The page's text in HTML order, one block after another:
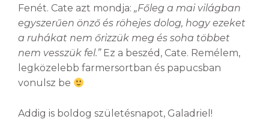
Fenét. Cate azt mondja: „Főleg a mai világban
egyszerűen önző és röhejes dolog, hogy ezeket
a ruhákat nem őrizzük meg és soha többet
nem vesszük fel.”Ez a beszéd, Cate. Remélem,
legközelebb farmersortban és papucsban
vonulsz be
Addig is boldog születésnapot, Galadriel!